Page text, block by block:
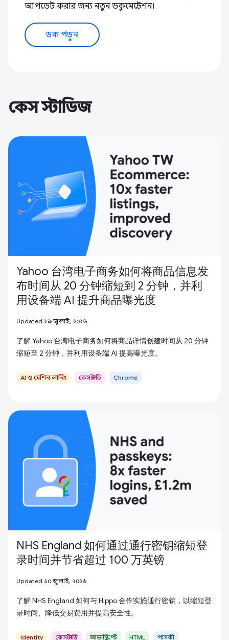
আপডেট করার জন্য নতুন ডকুমেন্টেশন।
ডক পড়ুন
কেস স্টাডিজ
Yahoo 台湾电子商务如何将商品信息发
布时间从 20 分钟缩短到 2 分钟，并利
用设备端 AI 提升商品曝光度
Updated ২৯ জুলাই, ২০২৬
了解 Yahoo 台湾电子商务如何将商品详情创建时间从 20 分钟
缩短至 2 分钟，并利用设备端 AI 提高曝光度。
AI ও মেশিন লার্নিং কেস স্টাডি Chrome
NHS England 如何通过通行密钥缩短登
录时间并节省超过 100 万英镑
Updated ১০ জুলাই, ২০২৬
了解 NHS England 如何与 Hippo 合作实施通行密钥，以缩短登
录时间、降低交易费用并提高安全性。
Identity কেস স্টাডি জাভাস্ক্রিপ্ট HTML পাসকী